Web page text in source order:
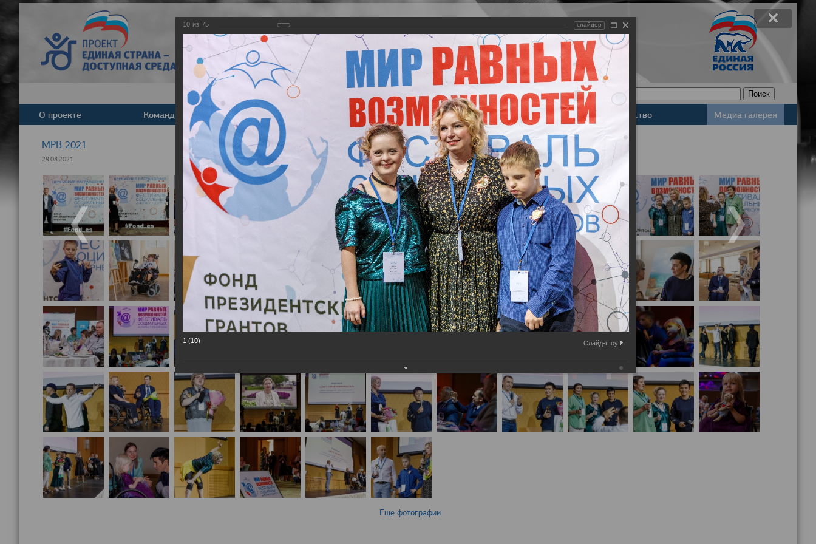
Задать вопрос
Версия для слабовидящих
О проекте Команда Новости Деятельность Базы данных Законодательство Медиа галерея
МРВ 2021
29.08.2021
Еще фотографии
10 из 75 слайдер
1 (10) Слайд-шоу: